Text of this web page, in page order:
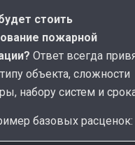
стоить
пожарной
Ответ всегда
объекта, сложности
набору систем и
базовых расценок: